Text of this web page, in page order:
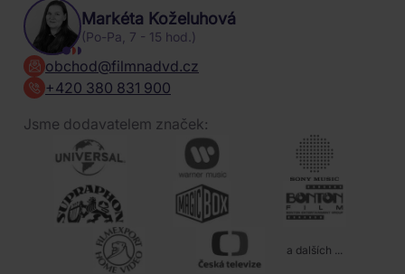
Markéta Koželuhová
(Po-Pa, 7 - 15 hod.)
obchod@filmnadvd.cz
+420 380 831 900
Jsme dodavatelem značek:
a dalších ...